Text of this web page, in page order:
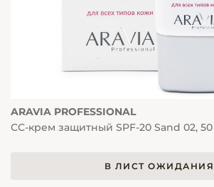
ARAVIA PROFESSIONAL
СС-крем защитный SPF-20 Sand 02,
В ЛИСТ ОЖИДАНИЯ